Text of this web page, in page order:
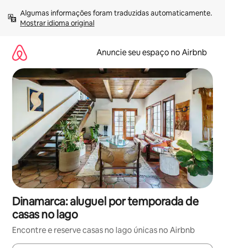
para
Mostrar idioma original
Anuncie seu espaço no Airbnb
Dinamarca: aluguel por temporada de
casas no lago
Encontre e reserve casas no lago únicas no Airbnb